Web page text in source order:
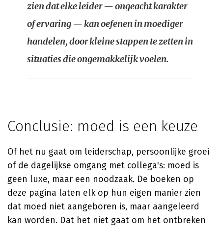
zien dat elke leider — ongeacht karakter
of ervaring — kan oefenen in moediger
handelen, door kleine stappen te zetten in
situaties die ongemakkelijk voelen.
Conclusie: moed is een keuze
Of het nu gaat om leiderschap, persoonlijke groei
of de dagelijkse omgang met collega's: moed is
geen luxe, maar een noodzaak. De boeken op
deze pagina laten elk op hun eigen manier zien
dat moed niet aangeboren is, maar aangeleerd
kan worden. Dat het niet gaat om het ontbreken